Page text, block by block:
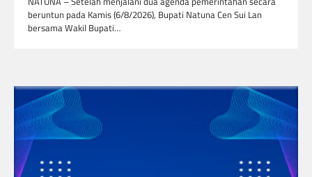
beruntun pada Kamis (6/8/2026), Bupati Natuna Cen Sui Lan
bersama Wakil Bupati…